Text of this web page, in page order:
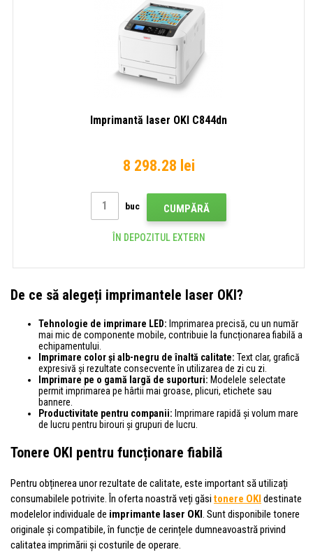
Imprimantă laser OKI C844dn
8 298.28 lei
buc CUMPĂRĂ
ÎN DEPOZITUL EXTERN
De ce să alegeți imprimantele laser OKI?
Tehnologie de imprimare LED: Imprimarea precisă, cu un număr
mai mic de componente mobile, contribuie la funcționarea fiabilă a
echipamentului.
Imprimare color și alb-negru de înaltă calitate: Text clar, grafică
expresivă și rezultate consecvente în utilizarea de zi cu zi.
Imprimare pe o gamă largă de suporturi: Modelele selectate
permit imprimarea pe hârtii mai groase, plicuri, etichete sau
bannere.
Productivitate pentru companii: Imprimare rapidă și volum mare
de lucru pentru birouri și grupuri de lucru.
Tonere OKI pentru funcționare fiabilă
Pentru obținerea unor rezultate de calitate, este important să utilizați
consumabilele potrivite. În oferta noastră veți găsi tonere OKI destinate
modelelor individuale de imprimante laser OKI. Sunt disponibile tonere
originale și compatibile, în funcție de cerințele dumneavoastră privind
calitatea imprimării și costurile de operare.